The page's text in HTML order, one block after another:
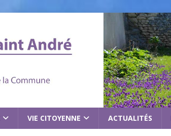
VIE CITOYENNE ACTUALITÉS